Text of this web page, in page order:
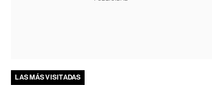
LAS MÁS VISITADAS